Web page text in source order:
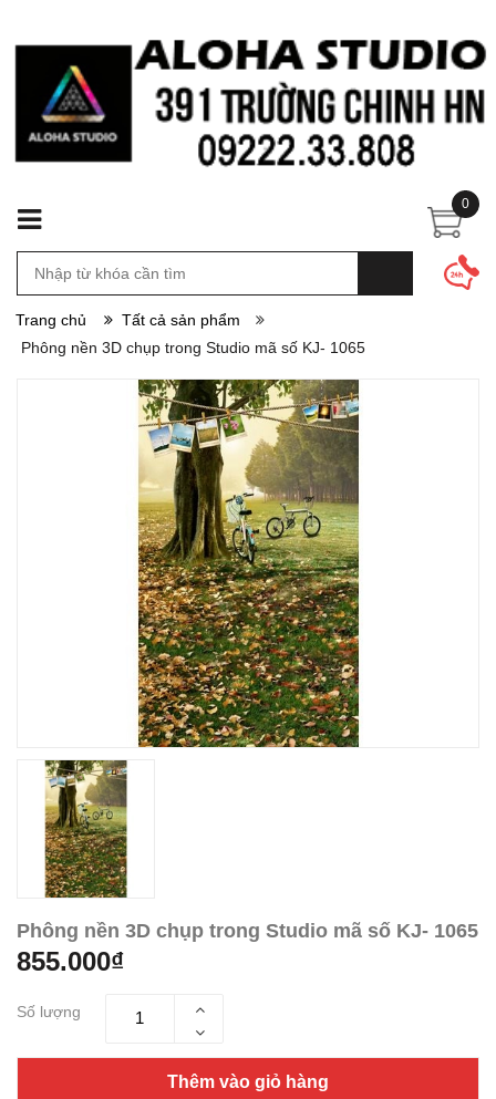
0
Trang chủ
Tất cả sản phẩm
Phông nền 3D chụp trong Studio mã số KJ- 1065
Phông nền 3D chụp trong Studio mã số KJ- 1065
855.000₫
Số lượng
Thêm vào giỏ hàng